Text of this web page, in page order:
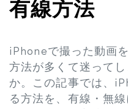
有線方法
iPhoneで撮った動画
方法が多くて迷って
か。この記事では、
る方法を、有線・無